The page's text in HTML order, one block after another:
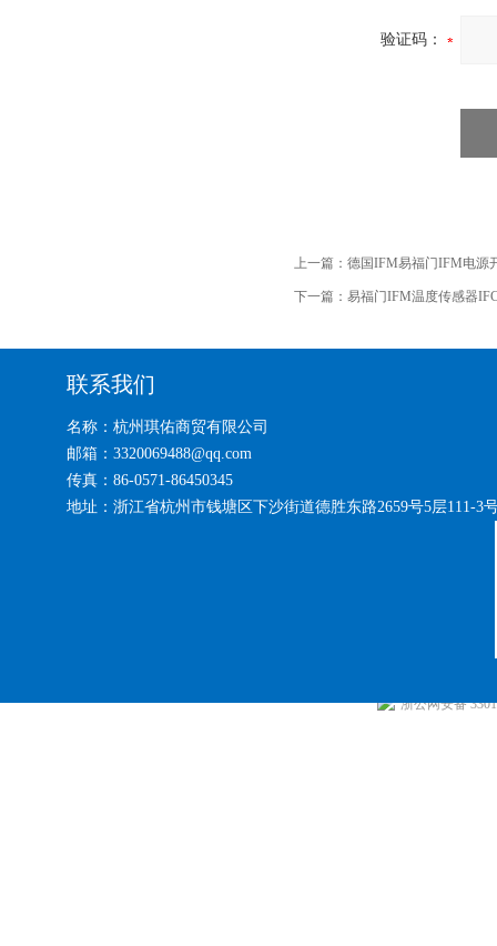
验证码：
上一篇： 德国IFM易福门IFM电源
下一篇： 易福门IFM温度传感器
联系我们
名称：杭州琪佑商贸有限公司
邮箱：3320069488@qq.com
传真：86-0571-86450345
地址：浙江省杭州市钱塘区下沙街道德胜东路2659号5层111-3
浙公网安备